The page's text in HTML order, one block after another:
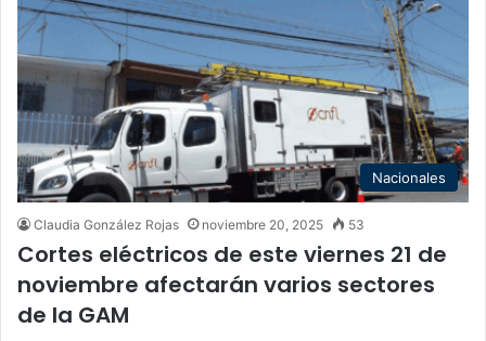
Nacionales
Claudia González Rojas noviembre 20, 2025 53
Cortes eléctricos de este viernes 21 de
noviembre afectarán varios sectores
de la GAM